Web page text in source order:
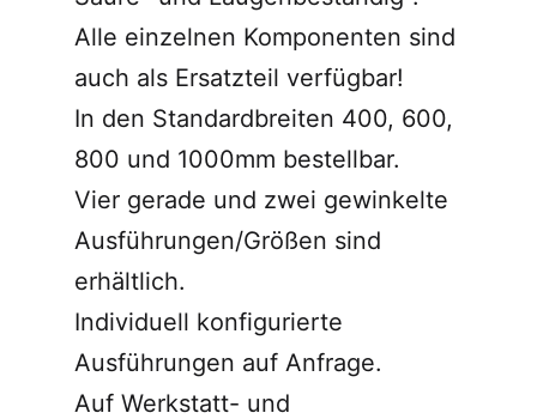
Alle einzelnen Komponenten sind
auch als Ersatzteil verfügbar!
In den Standardbreiten 400, 600,
800 und 1000mm bestellbar.
Vier gerade und zwei gewinkelte
Ausführungen/Größen sind
erhältlich.
Individuell konfigurierte
Ausführungen auf Anfrage.
Auf Werkstatt- und